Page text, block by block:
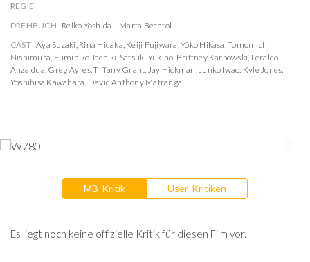
REGIE
DREHBUCH Reiko Yoshida
Marta Bechtol
CAST Aya Suzaki, Rina Hidaka, Keiji Fujiwara,Yôko Hikasa,Tomomichi
Nishimura, Fumihiko Tachiki, Satsuki Yukino, Brittney Karbowski, Leraldo
Anzaldua, Greg Ayres,Tiffany Grant, Jay Hickman,Junko Iwao, Kyle Jones,
Yoshihisa Kawahara, David Anthony Matranga
MB-Kritik User-Kritiken
Es liegt noch keine offizielle Kritik für diesen Film vor.